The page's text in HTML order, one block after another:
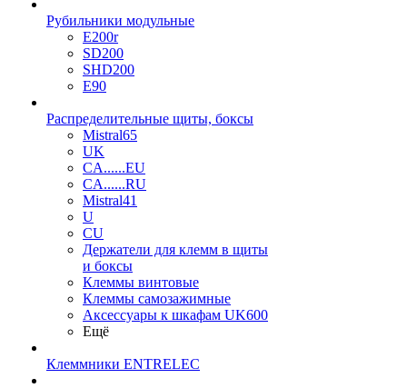
Рубильники модульные
E200r
SD200
SHD200
E90
Распределительные щиты, боксы
Mistral65
UK
CA......EU
CA......RU
Mistral41
U
CU
Держатели для клемм в щиты
и боксы
Клеммы винтовые
Клеммы самозажимные
Аксессуары к шкафам UK600
Ещё
Клеммники ENTRELEC